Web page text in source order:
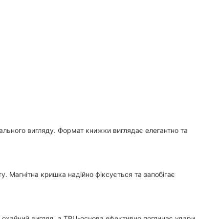
вигляду. Формат книжки виглядає елегантно та
кришка надійно фіксується та запобігає